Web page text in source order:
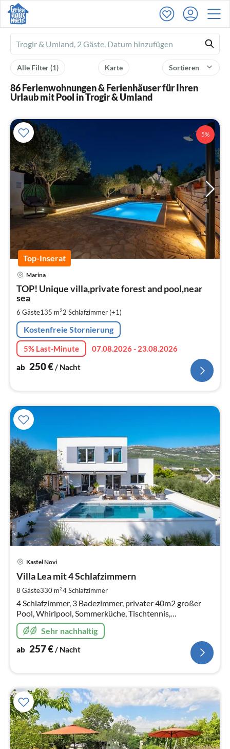
Ferienhausmiete
logo
Sortieren
Karte
Alle Filter(1)
86 Ferienwohnungen & Ferienhäuser für Ihren
Urlaub mit Pool in Trogir & Umland
5%
Top-Inserat
Marina
TOP! Unique villa,private forest and pool,near
sea
6 Gäste135 m22 Schlafzimmer (+1)
Kostenfreie Stornierung
5% Last-Minute
07.08.2026 - 23.08.2026
ab 250€/ Nacht
Kastel Novi
Villa Lea mit 4 Schlafzimmern
8 Gäste330 m24Schlafzimmer
4 Schlafzimmer, 3 Badezimmer, privater 40m2 großer
Pool, Whirlpool, Sommerküche, Tischtennis,
Tischfußball, absolute Privatsphäre, nur 2 km vom
Strand entfernt
Sehr nachhaltig
ab 257€/ Nacht